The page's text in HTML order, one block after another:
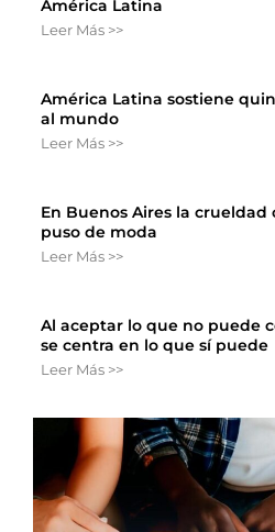
América Latina
Leer Más >>
América Latina sostiene
al mundo
Leer Más >>
En Buenos Aires la crueldad
puso de moda
Leer Más >>
Al aceptar lo que no puede
se centra en lo que sí puede
Leer Más >>